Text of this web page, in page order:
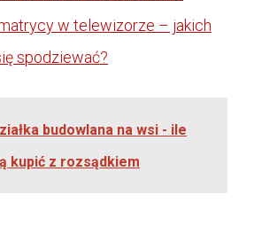
w telewizorze – jakich
spodziewać?
budowlana na wsi - ile
kupić z rozsądkiem